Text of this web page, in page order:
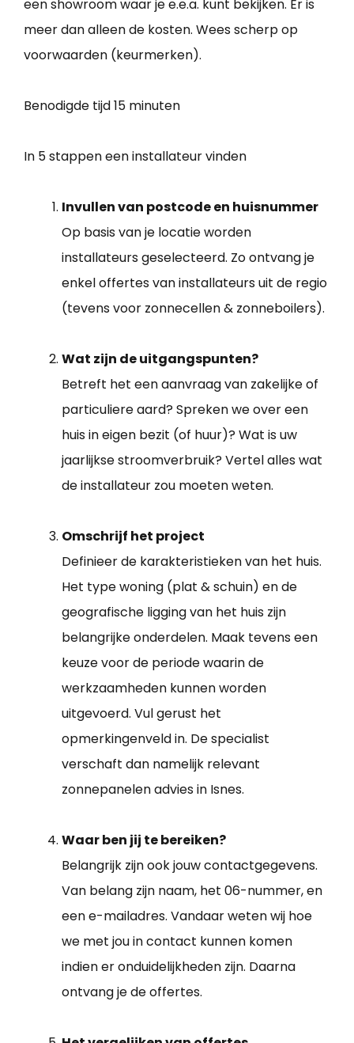
een showroom waar je e.e.a. kunt bekijken. Er is
meer dan alleen de kosten. Wees scherp op
voorwaarden (keurmerken).
Benodigde tijd15 minuten
In 5 stappen een installateur vinden
Invullen van postcode en huisnummer
Op basis van je locatie worden
installateurs geselecteerd. Zo ontvang je
enkel offertes van installateurs uit de regio
(tevens voor zonnecellen & zonneboilers).
Wat zijn de uitgangspunten?
Betreft het een aanvraag van zakelijke of
particuliere aard? Spreken we over een
huis in eigen bezit (of huur)? Wat is uw
jaarlijkse stroomverbruik? Vertel alles wat
de installateur zou moeten weten.
Omschrijf het project
Definieer de karakteristieken van het huis.
Het type woning (plat & schuin) en de
geografische ligging van het huis zijn
belangrijke onderdelen. Maak tevens een
keuze voor de periode waarin de
werkzaamheden kunnen worden
uitgevoerd. Vul gerust het
opmerkingenveld in. De specialist
verschaft dan namelijk relevant
zonnepanelen advies in Isnes.
Waar ben jij te bereiken?
Belangrijk zijn ook jouw contactgegevens.
Van belang zijn naam, het 06-nummer, en
een e-mailadres. Vandaar weten wij hoe
we met jou in contact kunnen komen
indien er onduidelijkheden zijn. Daarna
ontvang je de offertes.